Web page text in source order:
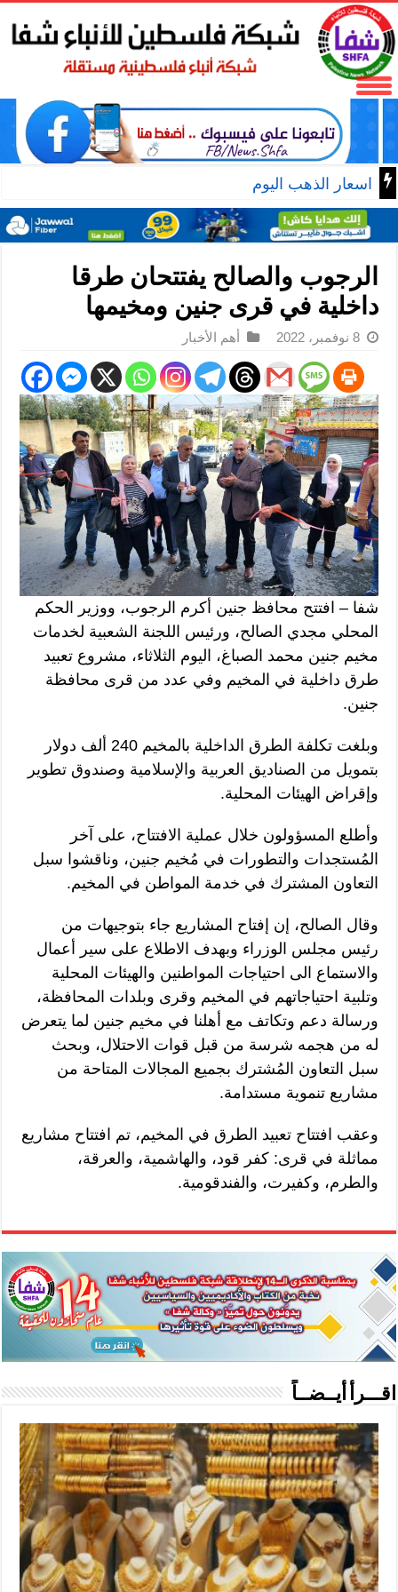
اسعار الذهب اليوم
الرجوب والصالح يفتتحان طرقا
داخلية في قرى جنين ومخيمها
8 نوفمبر، 2022 أهم الأخبار
شفا – افتتح محافظ جنين أكرم الرجوب، ووزير الحكم
المحلي مجدي الصالح، ورئيس اللجنة الشعبية لخدمات
مخيم جنين محمد الصباغ، اليوم الثلاثاء، مشروع تعبيد
طرق داخلية في المخيم وفي عدد من قرى محافظة
جنين.
وبلغت تكلفة الطرق الداخلية بالمخيم 240 ألف دولار
بتمويل من الصناديق العربية والإسلامية وصندوق تطوير
وإقراض الهيئات المحلية.
وأطلع المسؤولون خلال عملية الافتتاح، على آخر
المُستجدات والتطورات في مُخيم جنين، وناقشوا سبل
التعاون المشترك في خدمة المواطن في المخيم.
وقال الصالح، إن إفتاح المشاريع جاء بتوجيهات من
رئيس مجلس الوزراء وبهدف الاطلاع على سير أعمال
والاستماع الى احتياجات المواطنين والهيئات المحلية
وتلبية احتياجاتهم في المخيم وقرى وبلدات المحافظة،
ورسالة دعم وتكاتف مع أهلنا في مخيم جنين لما يتعرض
له من هجمه شرسة من قبل قوات الاحتلال، وبحث
سبل التعاون المُشترك بجميع المجالات المتاحة من
مشاريع تنموية مستدامة.
وعقب افتتاح تعبيد الطرق في المخيم، تم افتتاح مشاريع
مماثلة في قرى: كفر قود، والهاشمية، والعرقة،
والطرم، وكفيرت، والفندقومية.
اقـــرأ أيــضــاً